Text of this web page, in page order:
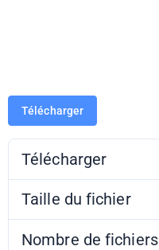
Télécharger
Télécharger
Taille du fichier
Nombre de fichiers